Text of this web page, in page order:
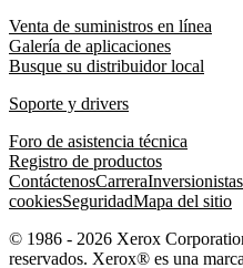
Venta de suministros en línea
Galería de aplicaciones
Busque su distribuidor local
Soporte y drivers
Foro de asistencia técnica
Registro de productos
ContáctenosCarreraInversionistas
cookiesSeguridadMapa del sitio
© 1986 - 2026 Xerox
reservados. Xerox® es una